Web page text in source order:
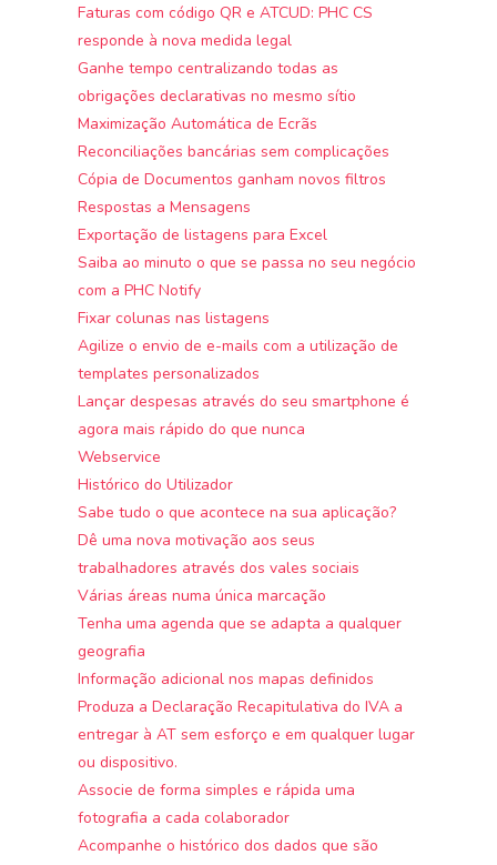
Faturas com código QR e ATCUD: PHC CS
responde à nova medida legal
Ganhe tempo centralizando todas as
obrigações declarativas no mesmo sítio
Maximização Automática de Ecrãs
Reconciliações bancárias sem complicações
Cópia de Documentos ganham novos filtros
Respostas a Mensagens
Exportação de listagens para Excel
Saiba ao minuto o que se passa no seu negócio
com a PHC Notify
Fixar colunas nas listagens
Agilize o envio de e-mails com a utilização de
templates personalizados
Lançar despesas através do seu smartphone é
agora mais rápido do que nunca
Webservice
Histórico do Utilizador
Sabe tudo o que acontece na sua aplicação?
Dê uma nova motivação aos seus
trabalhadores através dos vales sociais
Várias áreas numa única marcação
Tenha uma agenda que se adapta a qualquer
geografia
Informação adicional nos mapas definidos
Produza a Declaração Recapitulativa do IVA a
entregar à AT sem esforço e em qualquer lugar
ou dispositivo.
Associe de forma simples e rápida uma
fotografia a cada colaborador
Acompanhe o histórico dos dados que são